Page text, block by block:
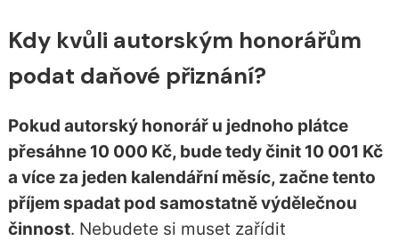
Kdy kvůli autorským honorářům
podat daňové přiznání?
Pokud autorský honorář u jednoho plátce
přesáhne 10 000 Kč, bude tedy činit 10 001 Kč
a více za jeden kalendářní měsíc, začne tento
příjem spadat pod samostatně výdělečnou
činnost. Nebudete si muset zařídit